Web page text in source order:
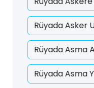
Rüyada Asker
Rüyada Asma
Rüyada Asma